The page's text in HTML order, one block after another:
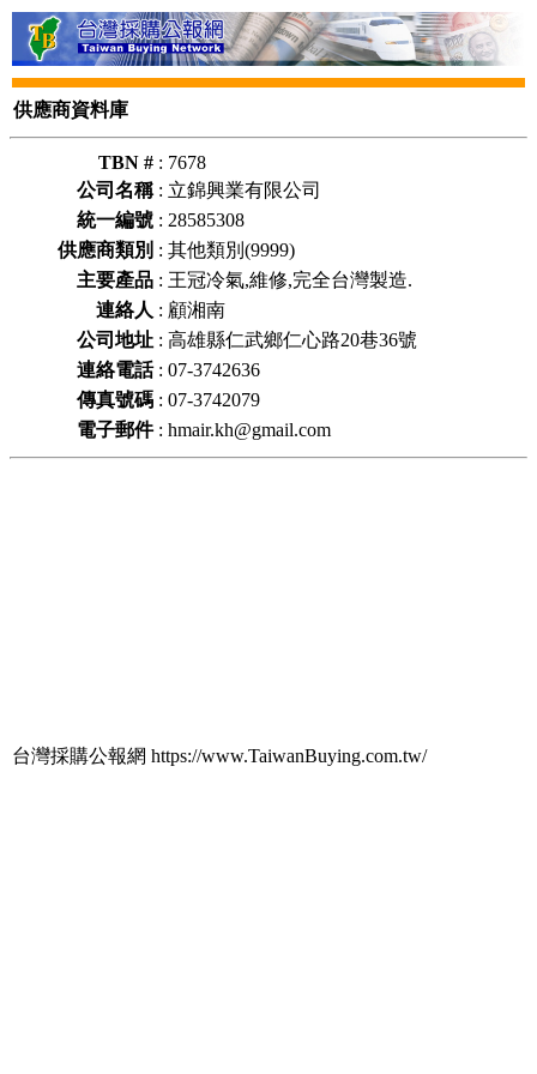
供應商資料庫
TBN # : 7678
公司名稱: 立錦興業有限公司
統一編號 : 28585308
供應商類別 : 其他類別(9999)
主要產品 : 王冠冷氣,維修,完全台灣製造.
連絡人 : 顧湘南
公司地址 : 高雄縣仁武鄉仁心路20巷36號
連絡電話: 07-3742636
傳真號碼 : 07-3742079
電子郵件: hmair.kh@gmail.com
台灣採購公報網 https://www.TaiwanBuying.com.tw/